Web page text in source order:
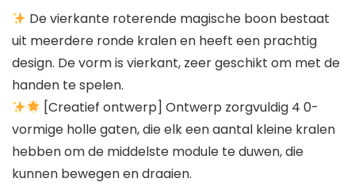
De vierkante roterende magische boon bestaat
uit meerdere ronde kralen en heeft een prachtig
design. De vorm is vierkant, zeer geschikt om met de
handen te spelen.
[Creatief ontwerp] Ontwerp zorgvuldig 4 0-
vormige holle gaten, die elk een aantal kleine kralen
hebben om de middelste module te duwen, die
kunnen bewegen en draaien.